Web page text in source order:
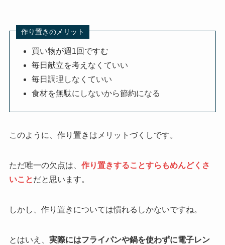
作り置きのメリット
買い物が週1回ですむ
毎日献立を考えなくていい
毎日調理しなくていい
食材を無駄にしないから節約になる
このように、作り置きはメリットづくしです。
ただ唯一の欠点は、 作り置きすることすらもめんどくさ
いことだと思います。
しかし、作り置きについては慣れるしかないですね。
とはいえ、 実際にはフライパンや鍋を使わずに電子レン